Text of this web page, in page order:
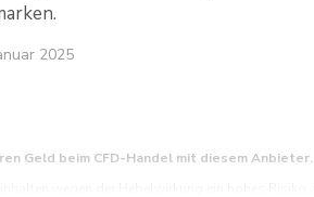
2025
Geld beim CFD-Handel mit diesem Anbieter.